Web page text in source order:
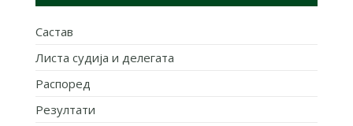
Састав
Листа судија и делегата
Распоред
Резултати